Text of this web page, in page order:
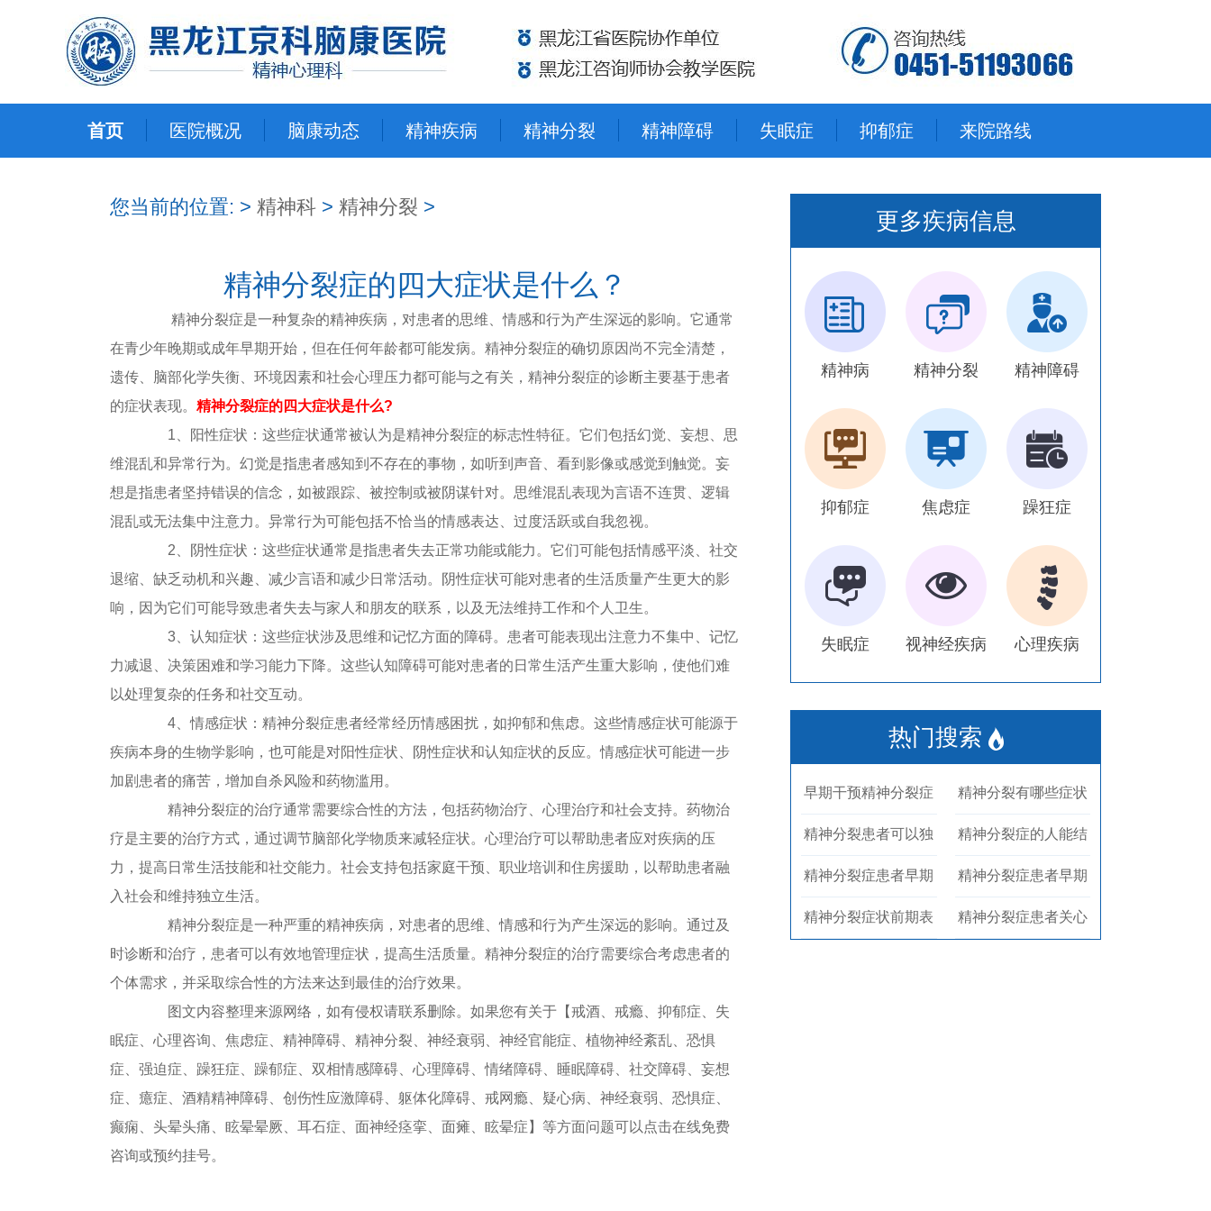
首页 医院概况 脑康动态 精神疾病 精神分裂 精神障碍 失眠症 抑郁症 来院路线
您当前的位置: > 精神科 > 精神分裂 >
精神分裂症的四大症状是什么？
精神分裂症是一种复杂的精神疾病，对患者的思维、情感和行为产生深远的影响。它通常
在青少年晚期或成年早期开始，但在任何年龄都可能发病。精神分裂症的确切原因尚不完全清楚，
遗传、脑部化学失衡、环境因素和社会心理压力都可能与之有关，精神分裂症的诊断主要基于患者
的症状表现。 精神分裂症的四大症状是什么?
1、阳性症状：这些症状通常被认为是精神分裂症的标志性特征。它们包括幻觉、妄想、思
维混乱和异常行为。幻觉是指患者感知到不存在的事物，如听到声音、看到影像或感觉到触觉。妄
想是指患者坚持错误的信念，如被跟踪、被控制或被阴谋针对。思维混乱表现为言语不连贯、逻辑
混乱或无法集中注意力。异常行为可能包括不恰当的情感表达、过度活跃或自我忽视。
2、阴性症状：这些症状通常是指患者失去正常功能或能力。它们可能包括情感平淡、社交
退缩、缺乏动机和兴趣、减少言语和减少日常活动。阴性症状可能对患者的生活质量产生更大的影
响，因为它们可能导致患者失去与家人和朋友的联系，以及无法维持工作和个人卫生。
3、认知症状：这些症状涉及思维和记忆方面的障碍。患者可能表现出注意力不集中、记忆
力减退、决策困难和学习能力下降。这些认知障碍可能对患者的日常生活产生重大影响，使他们难
以处理复杂的任务和社交互动。
4、情感症状：精神分裂症患者经常经历情感困扰，如抑郁和焦虑。这些情感症状可能源于
疾病本身的生物学影响，也可能是对阳性症状、阴性症状和认知症状的反应。情感症状可能进一步
加剧患者的痛苦，增加自杀风险和药物滥用。
精神分裂症的治疗通常需要综合性的方法，包括药物治疗、心理治疗和社会支持。药物治
疗是主要的治疗方式，通过调节脑部化学物质来减轻症状。心理治疗可以帮助患者应对疾病的压
力，提高日常生活技能和社交能力。社会支持包括家庭干预、职业培训和住房援助，以帮助患者融
入社会和维持独立生活。
精神分裂症是一种严重的精神疾病，对患者的思维、情感和行为产生深远的影响。通过及
时诊断和治疗，患者可以有效地管理症状，提高生活质量。精神分裂症的治疗需要综合考虑患者的
个体需求，并采取综合性的方法来达到最佳的治疗效果。
图文内容整理来源网络，如有侵权请联系删除。如果您有关于【戒酒、戒瘾、抑郁症、失
眠症、心理咨询、焦虑症、精神障碍、精神分裂、神经衰弱、神经官能症、植物神经紊乱、恐惧
症、强迫症、躁狂症、躁郁症、双相情感障碍、心理障碍、情绪障碍、睡眠障碍、社交障碍、妄想
症、癔症、酒精精神障碍、创伤性应激障碍、躯体化障碍、戒网瘾、疑心病、神经衰弱、恐惧症、
癫痫、头晕头痛、眩晕晕厥、耳石症、面神经痉挛、面瘫、眩晕症】等方面问题可以点击在线免费
咨询或预约挂号。
更多疾病信息
精神病 精神分裂 精神障碍
抑郁症 焦虑症 躁狂症
失眠症 视神经疾病 心理疾病
热门搜索
早期干预精神分裂症 精神分裂有哪些症状
精神分裂患者可以独 精神分裂症的人能结
精神分裂症患者早期 精神分裂症患者早期
精神分裂症状前期表 精神分裂症患者关心